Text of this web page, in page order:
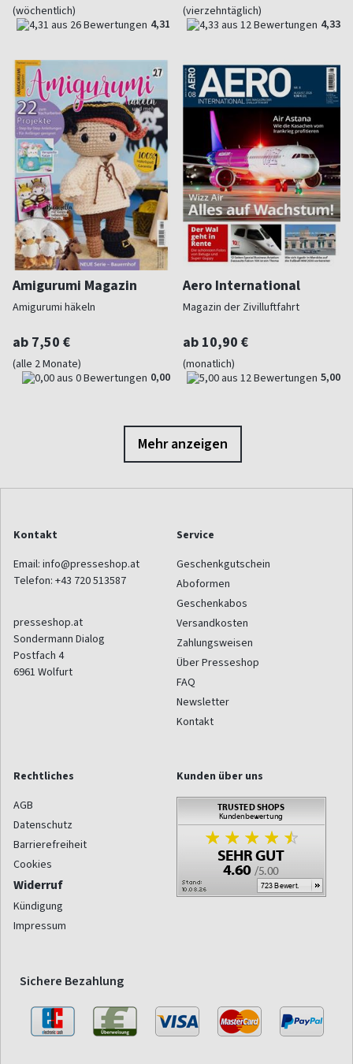
(wöchentlich)
4,31
(vierzehntäglich)
4,33
Amigurumi Magazin
Amigurumi häkeln
ab 7,50 €
(alle 2 Monate)
0,00
Aero International
Magazin der Zivilluftfahrt
ab 10,90 €
(monatlich)
5,00
Mehr anzeigen
Kontakt
Email: info@presseshop.at
Telefon: +43 720 513587
presseshop.at
Sondermann Dialog
Postfach 4
6961 Wolfurt
Service
Geschenkgutschein
Aboformen
Geschenkabos
Versandkosten
Zahlungsweisen
Über Presseshop
FAQ
Newsletter
Kontakt
Rechtliches
AGB
Datenschutz
Barrierefreiheit
Cookies
Widerruf
Kündigung
Impressum
Kunden über uns
Sichere Bezahlung